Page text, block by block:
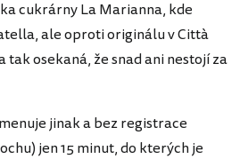
cukrárny La Marianna, kde
ale oproti originálu v Città
tak osekaná, že snad ani nestojí za
jinak a bez registrace
jen 15 minut, do kterých je